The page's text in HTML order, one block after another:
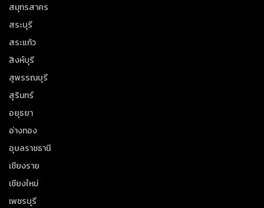
สมุทรสาคร
สระบุรี
สระแก้ว
สิงห์บุรี
สุพรรณบุรี
สุรินทร์
อยุธยา
อ่างทอง
อุบลราชธานี
เชียงราย
เชียงใหม่
เพชรบุรี